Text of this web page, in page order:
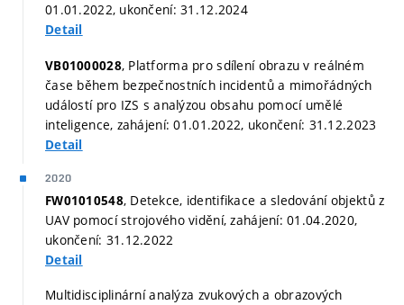
01.01.2022, ukončení: 31.12.2024
Detail
VB01000028, Platforma pro sdílení obrazu v reálném
čase během bezpečnostních incidentů a mimořádných
událostí pro IZS s analýzou obsahu pomocí umělé
inteligence, zahájení: 01.01.2022, ukončení: 31.12.2023
Detail
2020
FW01010548, Detekce, identifikace a sledování objektů z
UAV pomocí strojového vidění, zahájení: 01.04.2020,
ukončení: 31.12.2022
Detail
Multidisciplinární analýza zvukových a obrazových